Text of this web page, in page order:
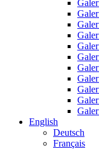
English
Deutsch
Français